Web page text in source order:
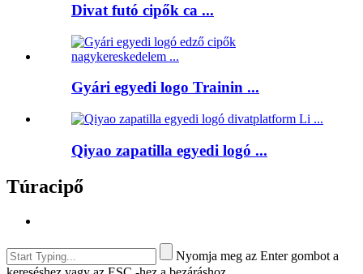
Divat futó cipők ca ...
Gyári egyedi logo Trainin ...
Qiyao zapatilla egyedi logó ...
Túracipő
Nyomja meg az Enter gombot a